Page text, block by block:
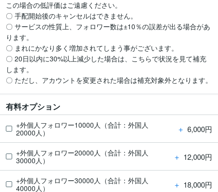
この場合の低評価はご遠慮ください。
〇 手配開始後のキャンセルはできません。
〇 サービスの性質上、フォロワー数は±10％の誤差が出る場合があ
ります。
〇 まれにかなり多く増加されてしまう事がございます。
〇 20日以内に30%以上減少した場合は、こちらで状況を見て補充
します。
〇 ただし、アカウントを変更された場合は補充対象外となります。
有料オプション
+外個人フォロワー10000人（合計：外国人
20000人）
＋ 6,000円
+外個人フォロワー20000人（合計：外国人
30000人）
＋ 12,000円
+外個人フォロワー30000人（合計：外国人
40000人）
＋ 18,000円